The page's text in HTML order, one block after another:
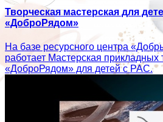
Творческая мастерская для
«ДоброРядом»
На базе ресурсного центра
работает Мастерская прикладных
«ДоброРядом» для детей с РАС.